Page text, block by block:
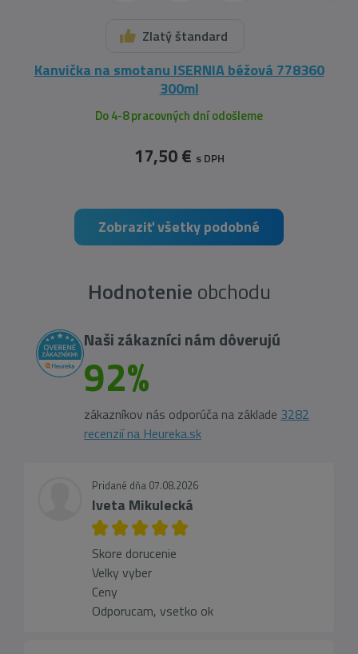
Zlatý štandard
Kanvička na smotanu ISERNIA béžová 778360
300ml
Do 4-8 pracovných dní odošleme
17,50 € s DPH
Zobraziť všetky podobné
Hodnotenie obchodu
Naši zákazníci nám dôverujú
92%
zákazníkov nás odporúča na základe 3282
recenzií na Heureka.sk
Pridané dňa 07.08.2026
Iveta Mikulecká
Skore dorucenie
Velky vyber
Ceny
Odporucam, vsetko ok